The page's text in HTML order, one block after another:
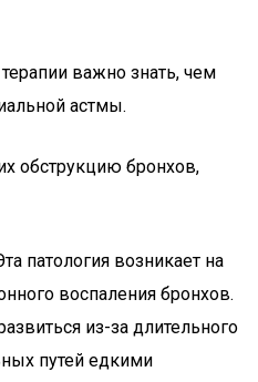
важно знать, чем
астмы.
обструкцию бронхов,
патология возникает на
воспаления бронхов.
из-за длительного
путей едкими